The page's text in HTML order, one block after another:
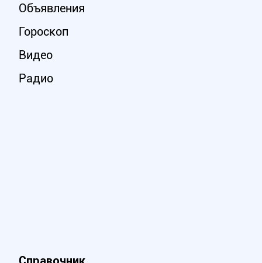
Объявления
Гороскоп
Видео
Радио